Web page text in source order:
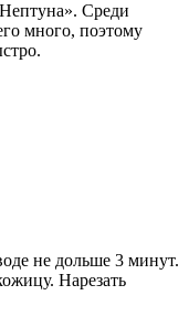
Среди
много, поэтому
не дольше 3 минут.
Нарезать